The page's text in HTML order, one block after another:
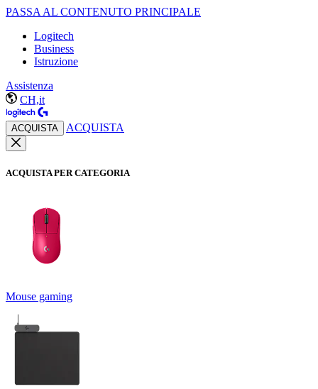
PASSA AL CONTENUTO PRINCIPALE
Logitech
Business
Istruzione
Assistenza
CH,it
ACQUISTA ACQUISTA
ACQUISTA PER CATEGORIA
Mouse gaming